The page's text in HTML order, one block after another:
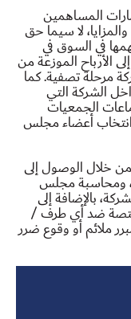
المساهمين
لا سيما حق
في السوق في
الأرباح الموزعة من
مرحلة تصفية. كما
الشركة التي
الجمعيات
أعضاء مجلس
خلال الوصول إلى
ومحاسبة مجلس
بالإضافة إلى
ضد أي طرف /
ملائم أو وقوع ضرر